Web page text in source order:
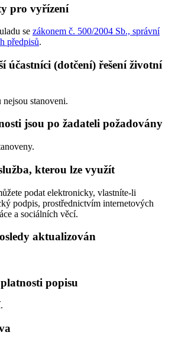
pro vyřízení
se zákonem č. 500/2004 Sb., správní
předpisů.
účastníci (dotčení) řešení životní
stanoveni.
jsou po žadateli požadovány
kterou lze využít
podat elektronicky, vlastníte-li
podpis, prostřednictvím internetových
a sociálních věcí.
aktualizován
popisu